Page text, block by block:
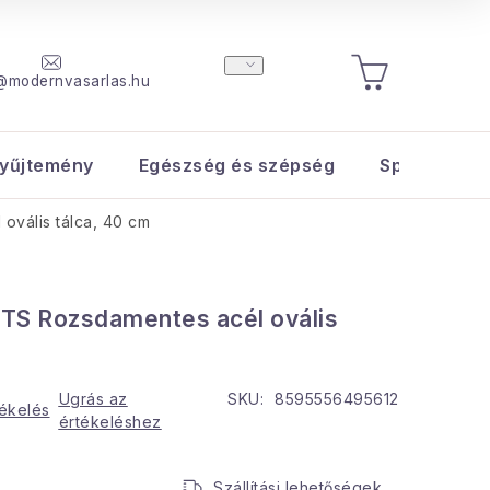
KOSÁR
Egészség és szépség Sport és
ovális tálca, 40 cm
Rozsdamentes acél ovális
Ugrás az
értékeléshez
SKU: 8595556495612